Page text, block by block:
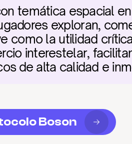
temática espacial
exploran,
como la utilidad
interestelar,
de alta calidad e
Boson